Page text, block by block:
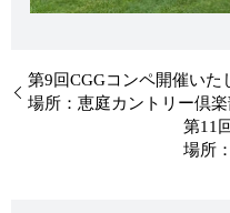
第9回CGGコンペ開催いた
場所：恵庭カントリー倶楽
第11
場所